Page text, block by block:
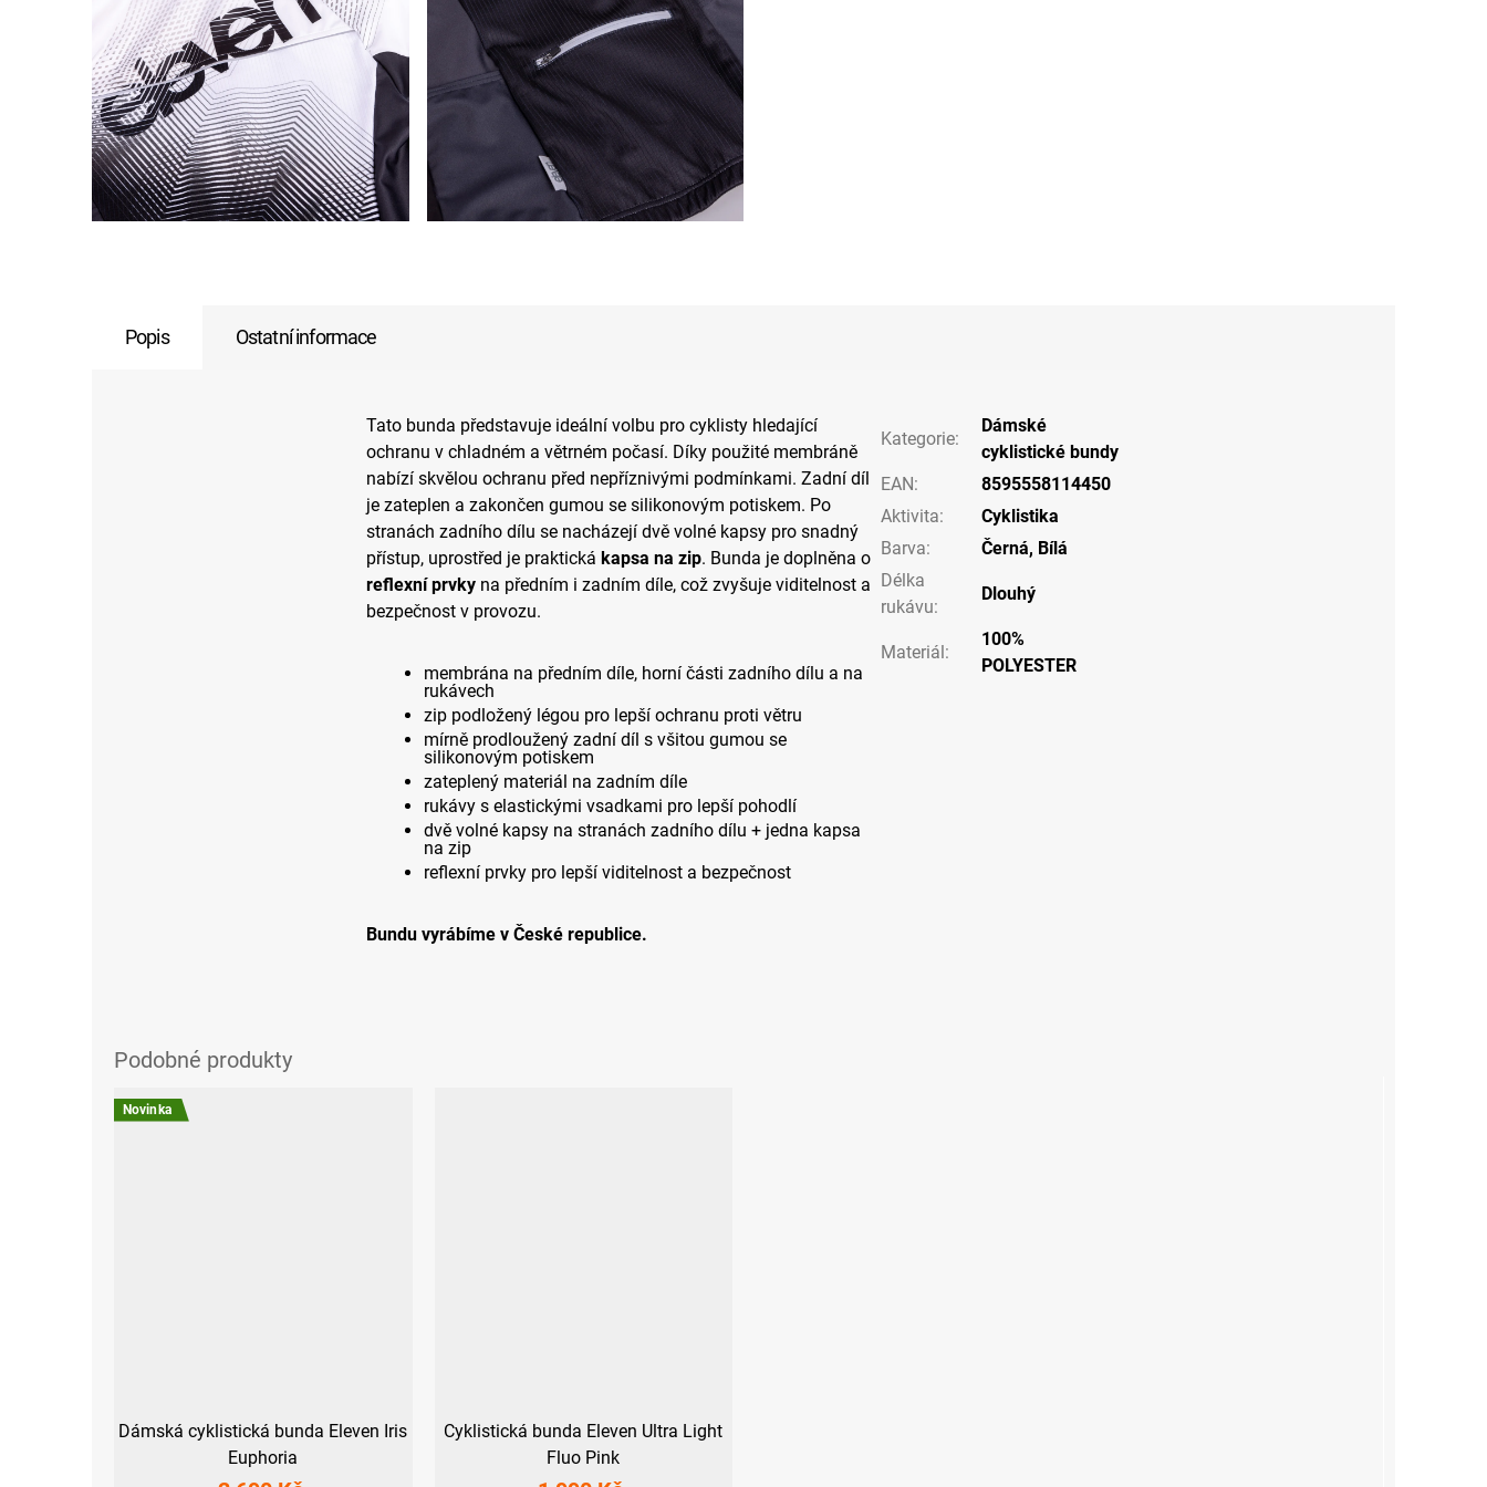
Popis Ostatní informace
Tato bunda představuje ideální volbu pro cyklisty hledající
ochranu v chladném a větrném počasí. Díky použité membráně
nabízí skvělou ochranu před nepříznivými podmínkami. Zadní díl
je zateplen a zakončen gumou se silikonovým potiskem. Po
stranách zadního dílu se nacházejí dvě volné kapsy pro snadný
přístup, uprostřed je praktická kapsa na zip. Bunda je doplněna o
reflexní prvkyna předním i zadním díle, což zvyšuje viditelnost a
bezpečnost v provozu.
membrána na předním díle, horní části zadního dílu a na
rukávech
zip podložený légou pro lepší ochranu proti větru
mírně prodloužený zadní díl s všitou gumou se
silikonovým potiskem
zateplený materiál na zadním díle
rukávy s elastickými vsadkami pro lepší pohodlí
dvě volné kapsy na stranách zadního dílu + jedna kapsa
na zip
reflexní prvky pro lepší viditelnost a bezpečnost
Bundu vyrábíme v České republice.
Kategorie:
Dámské
cyklistické bundy
EAN:
8595558114450
Aktivita:
Cyklistika
Barva: Černá, Bílá
Délka
rukávu:
Dlouhý
Materiál:
100%
POLYESTER
Novinka
Dámská cyklistická bunda Eleven Iris
Euphoria
Cyklistická bunda Eleven Ultra Light
Fluo Pink